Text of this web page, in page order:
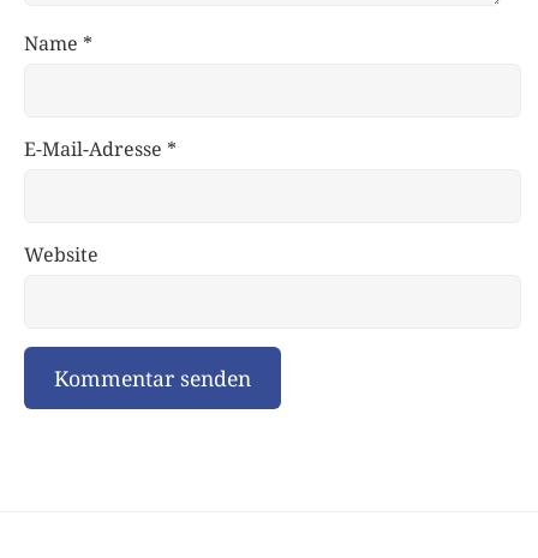
Name *
E-Mail-Adresse *
Website